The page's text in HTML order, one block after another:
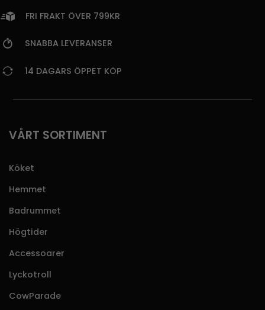
FRI FRAKT ÖVER 799KR
SNABBA LEVERANSER
14 DAGARS ÖPPET KÖP
VÅRT SORTIMENT
Köket
Hemmet
Badrummet
Högtider
Accessoarer
Lyckotroll
CowParade